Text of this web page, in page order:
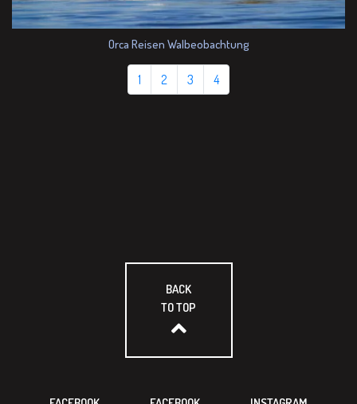
Orca Reisen Walbeobachtung
1 2 3 4
BACK
TO TOP